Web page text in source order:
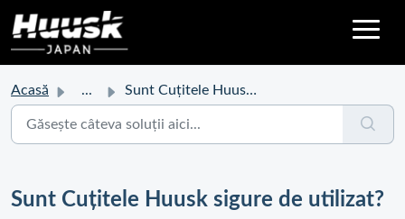
Acasă ... Sunt Cuțitele Huusk sigure de utilizat?
Sunt Cuțitele Huusk sigure de utilizat?